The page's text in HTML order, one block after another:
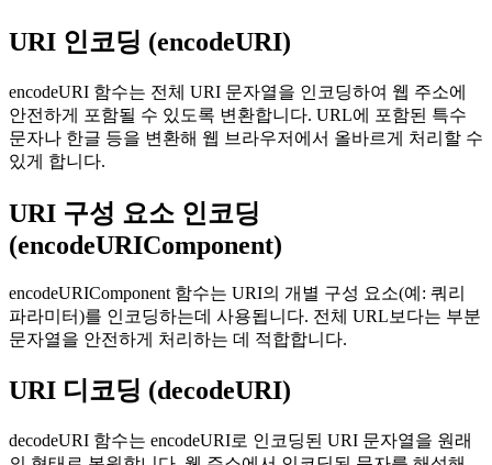
URI 인코딩 (encodeURI)
encodeURI 함수는 전체 URI 문자열을 인코딩하여 웹 주소에
안전하게 포함될 수 있도록 변환합니다. URL에 포함된 특수
문자나 한글 등을 변환해 웹 브라우저에서 올바르게 처리할 수
있게 합니다.
URI 구성 요소 인코딩
(encodeURIComponent)
encodeURIComponent 함수는 URI의 개별 구성 요소(예: 쿼리
파라미터)를 인코딩하는데 사용됩니다. 전체 URL보다는 부분
문자열을 안전하게 처리하는 데 적합합니다.
URI 디코딩 (decodeURI)
decodeURI 함수는 encodeURI로 인코딩된 URI 문자열을 원래